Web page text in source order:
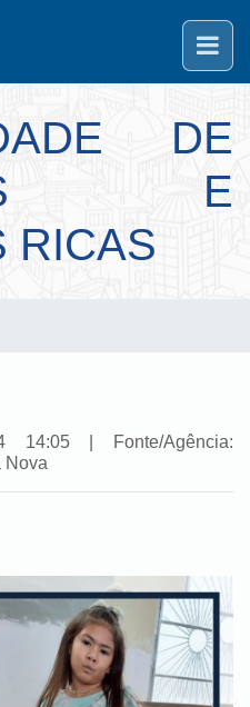
DE
E
RICAS
14:05 | Fonte/Agência:
Nova